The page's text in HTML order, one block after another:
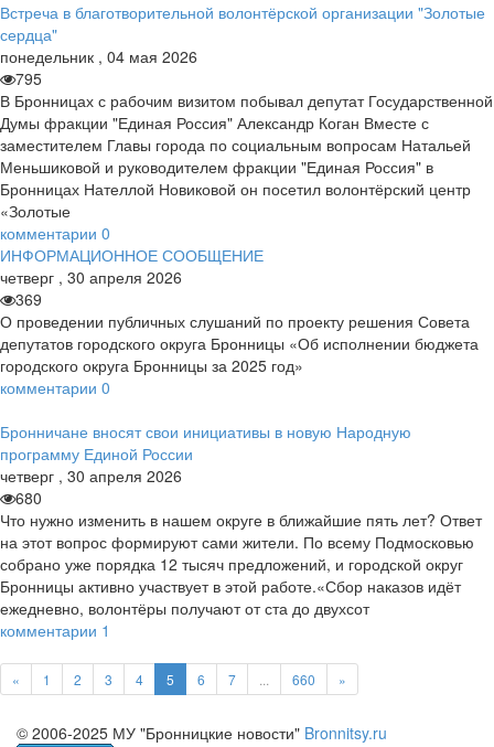
Встреча в благотворительной волонтёрской организации "Золотые
сердца"
понедельник , 04 мая 2026
795
В Бронницах с рабочим визитом побывал депутат Государственной
Думы фракции "Единая Россия" Александр Коган Вместе с
заместителем Главы города по социальным вопросам Натальей
Меньшиковой и руководителем фракции "Единая Россия" в
Бронницах Нателлой Новиковой он посетил волонтёрский центр
«Золотые
комментарии 0
ИНФОРМАЦИОННОЕ СООБЩЕНИЕ
четверг , 30 апреля 2026
369
О проведении публичных слушаний по проекту решения Совета
депутатов городского округа Бронницы «Об исполнении бюджета
городского округа Бронницы за 2025 год»
комментарии 0
Бронничане вносят свои инициативы в новую Народную
программу Единой России
четверг , 30 апреля 2026
680
Что нужно изменить в нашем округе в ближайшие пять лет? Ответ
на этот вопрос формируют сами жители. По всему Подмосковью
собрано уже порядка 12 тысяч предложений, и городской округ
Бронницы активно участвует в этой работе.«Сбор наказов идёт
ежедневно, волонтёры получают от ста до двухсот
комментарии 1
« 1 2 3 4 5 6 7 660 »
© 2006-2025 МУ "Бронницкие новости" Bronnitsy.ru